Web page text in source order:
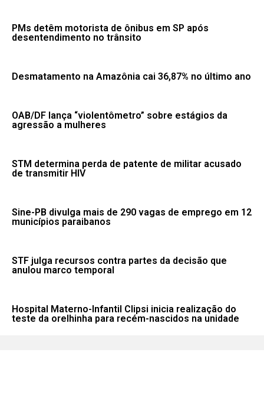
PMs detêm motorista de ônibus em SP após
desentendimento no trânsito
Desmatamento na Amazônia cai 36,87% no último ano
OAB/DF lança “violentômetro” sobre estágios da
agressão a mulheres
STM determina perda de patente de militar acusado
de transmitir HIV
Sine-PB divulga mais de 290 vagas de emprego em 12
municípios paraibanos
STF julga recursos contra partes da decisão que
anulou marco temporal
Hospital Materno-Infantil Clipsi inicia realização do
teste da orelhinha para recém-nascidos na unidade